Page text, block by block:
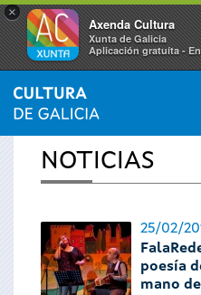
×
Axenda Cultura
Xunta de Galicia
Aplicación gratuíta -
Se
encuentra
usted
aquí
INICIO › ACTUALIDAD
NOTICIAS
25/02/
poesía
mano